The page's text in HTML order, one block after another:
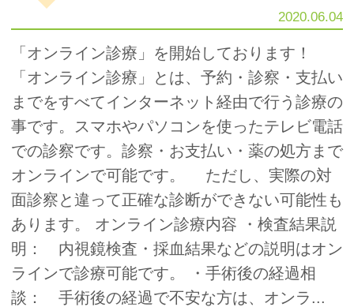
2020.06.04
「オンライン診療」を開始しております！
「オンライン診療」とは、予約・診察・支払い
までをすべてインターネット経由で行う診療の
事です。スマホやパソコンを使ったテレビ電話
での診察です。診察・お支払い・薬の処方まで
オンラインで可能です。 ただし、実際の対
面診察と違って正確な診断ができない可能性も
あります。 オンライン診療内容 ・検査結果説
明： 内視鏡検査・採血結果などの説明はオン
ラインで診療可能です。 ・手術後の経過相
談： 手術後の経過で不安な方は、オンラ...